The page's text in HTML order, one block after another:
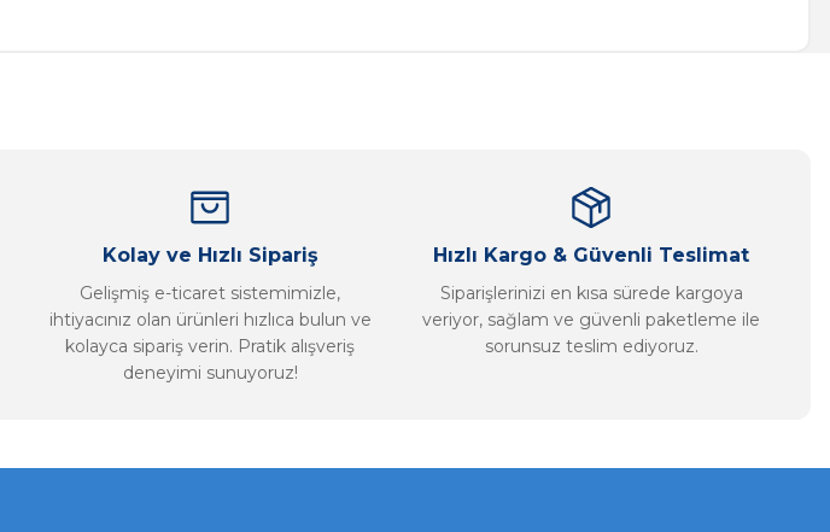
Kolay ve Hızlı Sipariş
Gelişmiş e-ticaret sistemimizle,
ihtiyacınız olan ürünleri hızlıca bulun ve
kolayca sipariş verin. Pratik alışveriş
deneyimi sunuyoruz!
Hızlı Kargo & Güvenli Teslimat
Siparişlerinizi en kısa sürede kargoya
veriyor, sağlam ve güvenli paketleme ile
sorunsuz teslim ediyoruz.